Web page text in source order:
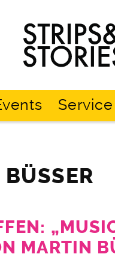
Strips
&
Stories
Service
MARTIN